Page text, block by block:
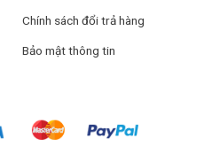
Chính sách đổi trả hàng
Bảo mật thông tin